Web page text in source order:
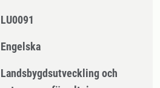
LU0091
Engelska
Landsbygdsutveckling och